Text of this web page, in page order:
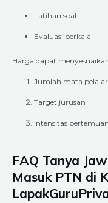
Latihan soal
Evaluasi berkala
Harga dapat
Jumlah mata
Target jurusan
Intensitas pertemuan
FAQ Tanya
Masuk PTN di